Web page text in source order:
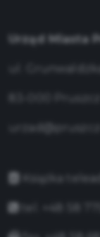
Urząd Miasta
Książka